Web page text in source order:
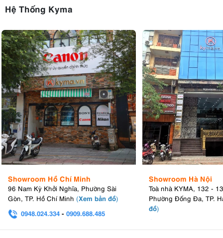
Hệ Thống Kyma
Showroom Hồ Chí Minh
96 Nam Kỳ Khởi Nghĩa, Phường Sài
Gòn, TP. Hồ Chí Minh (Xem bản đồ)
0948.024.334 - 0909.688.485
Showroom Hà Nội
Toà nhà KYMA, 132 -
Phường Đống Đa, TP.
đồ)